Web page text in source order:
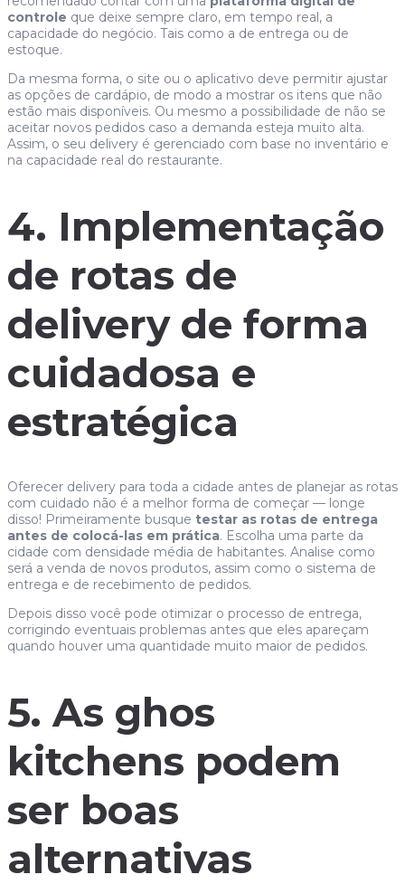
controle que deixe sempre claro, em tempo real, a
capacidade do negócio. Tais como a de entrega ou de
estoque.
Da mesma forma, o site ou o aplicativo deve permitir ajustar
as opções de cardápio, de modo a mostrar os itens que não
estão mais disponíveis. Ou mesmo a possibilidade de não se
aceitar novos pedidos caso a demanda esteja muito alta.
Assim, o seu delivery é gerenciado com base no inventário e
na capacidade real do restaurante.
4. Implementação
de rotas de
delivery de forma
cuidadosa e
estratégica
Oferecer delivery para toda a cidade antes de planejar as rotas
com cuidado não é a melhor forma de começar — longe
disso! Primeiramente busque testar as rotas de entrega
antes de colocá-las em prática. Escolha uma parte da
cidade com densidade média de habitantes. Analise como
será a venda de novos produtos, assim como o sistema de
entrega e de recebimento de pedidos.
Depois disso você pode otimizar o processo de entrega,
corrigindo eventuais problemas antes que eles apareçam
quando houver uma quantidade muito maior de pedidos.
5. As ghos
kitchens podem
ser boas
alternativas